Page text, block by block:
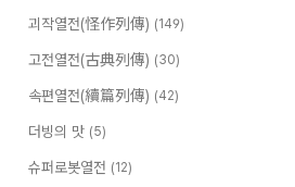
괴작열전(怪作列傳) (149)
고전열전(古典列傳) (30)
속편열전(續篇列傳) (42)
더빙의 맛 (5)
슈퍼로봇열전 (12)